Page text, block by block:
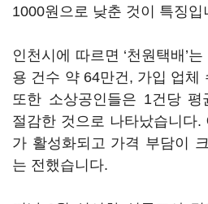
1000원으로 낮춘 것이 특징입
인천시에 따르면 ‘천원택배’
용 건수 약 64만건, 가입 업체
또한 소상공인들은 1건당
절감한 것으로 나타났습니다.
가 활성화되고 가격 부담이
는 전했습니다.